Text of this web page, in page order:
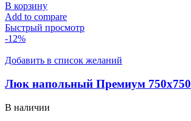
11
869,00 ₽.
В корзину
Add to compare
Быстрый просмотр
-12%
Добавить в список желаний
Люк напольный Премиум 750х750
В наличии